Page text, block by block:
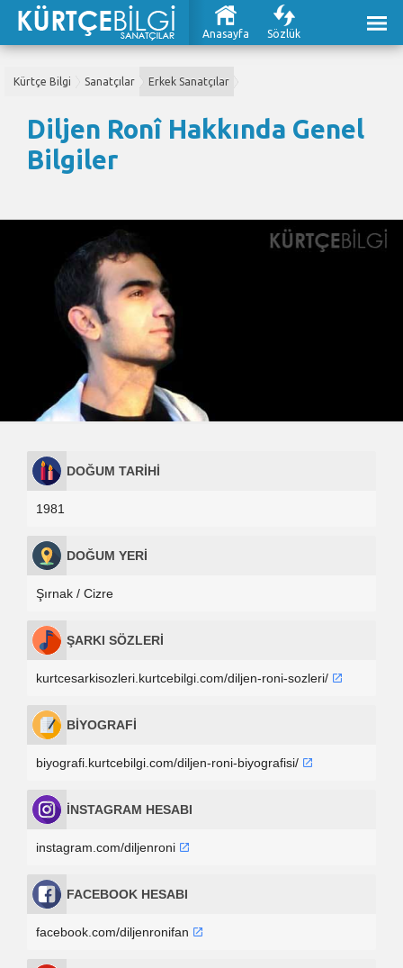
Anasayfa Sözlük
Kürtçe Bilgi Sanatçılar Erkek Sanatçılar
Diljen Ronî Hakkında Genel
Bilgiler
DOĞUM TARİHİ
1981
DOĞUM YERİ
Şırnak / Cizre
ŞARKI SÖZLERİ
kurtcesarkisozleri.kurtcebilgi.com/diljen-roni-sozleri/
BİYOGRAFİ
biyografi.kurtcebilgi.com/diljen-roni-biyografisi/
İNSTAGRAM HESABI
instagram.com/diljenroni
FACEBOOK HESABI
facebook.com/diljenronifan